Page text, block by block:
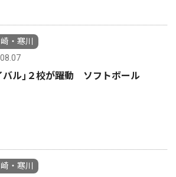
・寒川
バル｣２校が躍動 ソフトボール
・寒川